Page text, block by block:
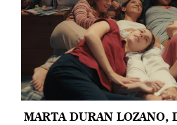
MARTA DURAN LOZANO,